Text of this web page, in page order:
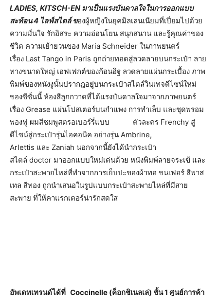
LADIES, KITSCH-EN มาเป็นแรงบันดาลใจในการออกแบบ
สะท้อน 4 ไลฟ์สไตล์ ของผู้หญิงในยุคมิลเลนเนียมที่เปี่ยมไปด้วย
ความมั่นใจ รักอิสระ ความอ่อนโยน สนุกสนาน และรู้คุณค่าของ
ชีวิต ความเย้ายวนของ Maria Schneider ในภาพยนตร์
เรื่อง Last Tango in Paris ถูกถ่ายทอดสู่ลวดลายบนกระเป๋า ลาย
ทางขนาดใหญ่ เอฟเฟกต์ของก้อนอิฐ ลวดลายแผ่นกระเบื้อง ภาพ
พิมพ์ของหนังงูนั้นปรากฎอยู่บนกระเป๋าสไตล์วินเทจดีไซน์ใหม่
ของซีซั่นนี้ ห้องสีลูกกวาดที่ได้แรงบันดาลใจมาจากภาพยนตร์
เรื่อง Grease แผ่นโปสเตอร์บนกำแพง การทำเล็บ และชุดพรอม
พองฟู ผมสีชมพูสตรอเบอร์รี่แบบ ตัวละคร Frenchy สู่
ดีไซน์สู่กระเป๋ารุ่นไอคอนิค อย่างรุ่น Ambrine,
Arlettis และ Zaniah นอกจากนี้ยังได้นำกระเป๋า
สไตล์ doctor มาออกแบบใหม่เด่นด้วย หนังพิมพ์ลายจระเข้ และ
กระเป๋าสะพายไหล่ที่ทำจากการเย็บปะของผ้าทอ ขนเฟอร์ สีพาส
เทล สีทอง ถูกนำเสนอในรูปแบบกระเป๋าสะพายไหล่ที่มีสาย
สะพาย ที่ให้คาแรกเตอร์น่ารักสดใส
อัพเดทเทรนด์ได้ที่ Coccinelle (ค็อกชิเนลเล่) ชั้น 1 ศูนย์การค้า